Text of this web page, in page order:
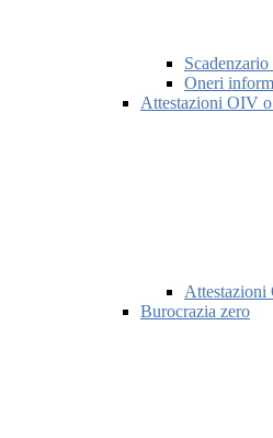
Oneri
Attestazioni OIV o
Attestazioni
Burocrazia zero